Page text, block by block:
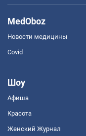
MedOboz
Новости медицины
Covid
Шоу
Афиша
Красота
Женский Журнал